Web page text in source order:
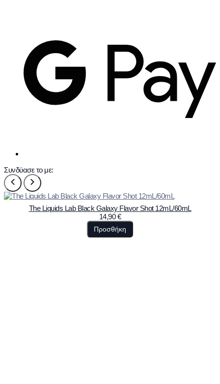
Συνδύασε το με:
The Liquids Lab Black Galaxy Flavor Shot 12mL/60mL
14,90€
Προσθήκη